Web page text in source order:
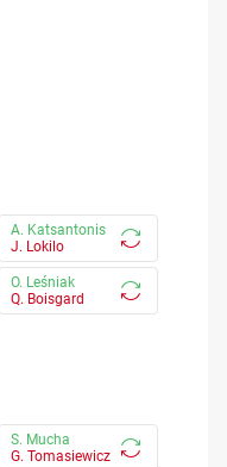
A. Katsantonis
J. Lokilo
O. Leśniak
Q. Boisgard
S. Mucha
G. Tomasiewicz